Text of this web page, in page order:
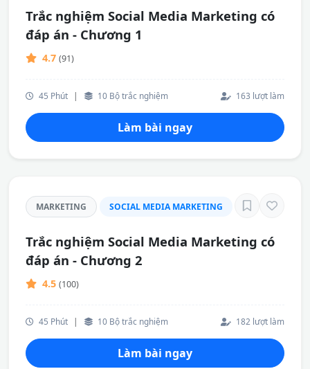
Trắc nghiệm Social Media Marketing có
đáp án - Chương 1
4.7 (91)
45 Phút | 10 Bộ trắc nghiệm 163 lượt làm
Làm bài ngay
MARKETING SOCIAL MEDIA MARKETING
Trắc nghiệm Social Media Marketing có
đáp án - Chương 2
4.5 (100)
45 Phút | 10 Bộ trắc nghiệm 182 lượt làm
Làm bài ngay